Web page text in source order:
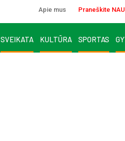
Apie mus Praneškite
SVEIKATA KULTŪRA SPORTAS